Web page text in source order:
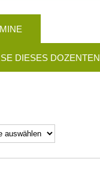
DIESES DOZENTEN